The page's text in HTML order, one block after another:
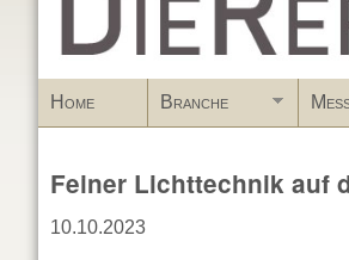
Home Branche
Feiner Lichttechnik auf
10.10.2023